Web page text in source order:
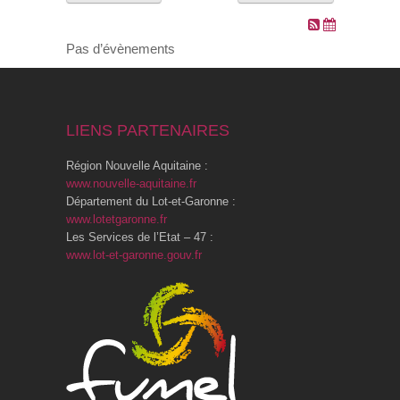
SOCIAL
SPORTS ET LOISIRS
CULTURE ET PATRIMOINE
RENDEZ-VOUS EN LIGNE
Pas d’évènements
LIENS PARTENAIRES
Région Nouvelle Aquitaine :
www.nouvelle-aquitaine.fr
Département du Lot-et-Garonne :
www.lotetgaronne.fr
Les Services de l’Etat – 47 :
www.lot-et-garonne.gouv.fr